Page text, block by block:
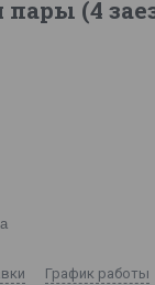
(4
График работы